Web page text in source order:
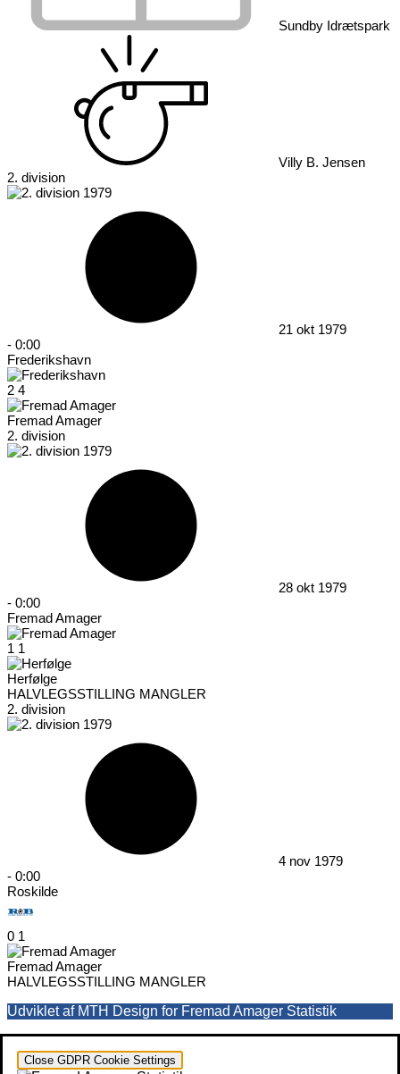
Sundby Idrætspark
Villy B. Jensen
2. division
21 okt 1979
- 0:00
Frederikshavn
2 4
Fremad Amager
2. division
28 okt 1979
- 0:00
Fremad Amager
1 1
Herfølge
HALVLEGSSTILLING MANGLER
2. division
4 nov 1979
- 0:00
Roskilde
0 1
Fremad Amager
HALVLEGSSTILLING MANGLER
Udviklet af MTH Design for Fremad Amager Statistik
Close GDPR Cookie Settings